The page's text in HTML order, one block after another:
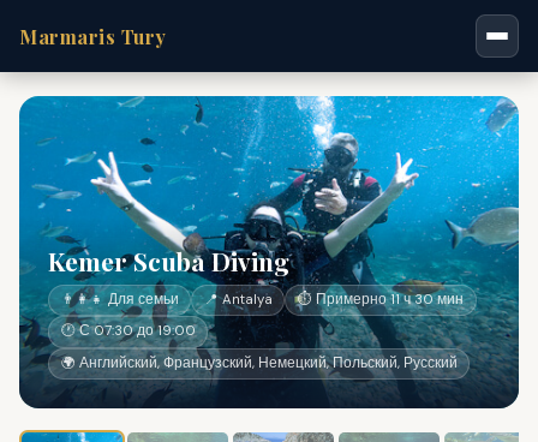
Marmaris Tury
Kemer Scuba Diving
👨‍👩‍👧 Для семьи 📍 Antalya
⏱ Примерно 11 ч 30 мин
🕐 С 07:30 до 19:00
🌍 Английский, Французский, Немецкий, Польский, Русский